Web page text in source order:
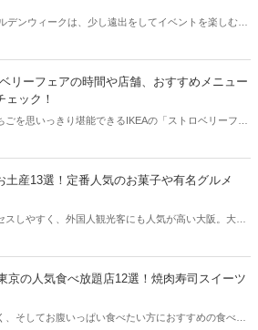
デンウィークは、少し遠出をしてイベントを楽しむ方
トをチェックしていきましょう♪
リーフェアの時間や店舗、おすすめメニュー
ェック！
ごを思いっきり堪能できるIKEAの「ストロベリーフェ
介します♪
土産13選！定番人気のお菓子や有名グルメ
スしやすく、外国人観光客にも人気が高い大阪。大阪
京の人気食べ放題店12選！焼肉寿司スイーツ
、そしてお腹いっぱい食べたい方におすすめの食べ放